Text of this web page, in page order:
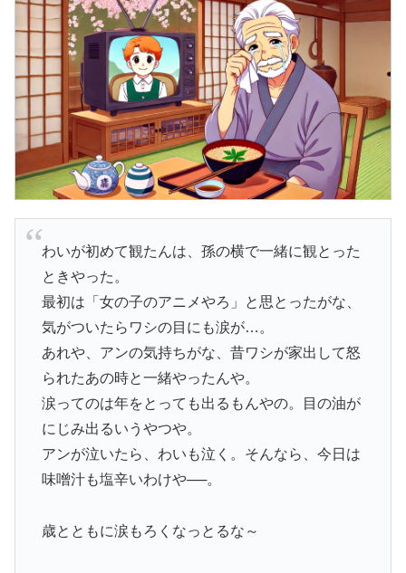
わいが初めて観たんは、孫の横で一緒に観とった
ときやった。
最初は「女の子のアニメやろ」と思とったがな、
気がついたらワシの目にも涙が…。
あれや、アンの気持ちがな、昔ワシが家出して怒
られたあの時と一緒やったんや。
涙ってのは年をとっても出るもんやの。目の油が
にじみ出るいうやつや。
アンが泣いたら、わいも泣く。そんなら、今日は
味噌汁も塩辛いわけや──。
歳とともに涙もろくなっとるな～